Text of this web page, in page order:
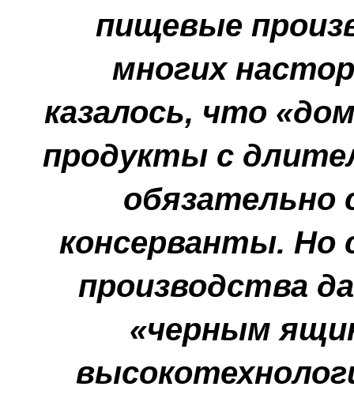
пищевые
многих
казалось, что
продукты с
обязательно
консерванты. Но
производства
«черным